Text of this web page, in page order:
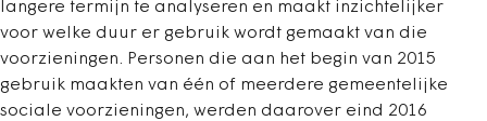
langere termijn te analyseren en maakt inzichtelijker
voor welke duur er gebruik wordt gemaakt van die
voorzieningen. Personen die aan het begin van 2015
gebruik maakten van één of meerdere gemeentelijke
sociale voorzieningen, werden daarover eind 2016